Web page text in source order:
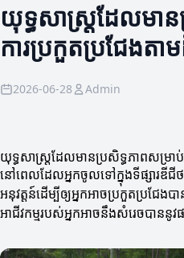
យុទ្ធសាស្ត្រដែលមា
ការប្រកួតប្រជែងតា
2026-06-28 Admin
យុទ្ធសាស្ត្រដែលមានប្រសិទ្ធភាពសម្រា
នៅពេលដែលអ្នកចូលទៅក្នុងទីផ្សារឌីជី
អនុវត្តន៍ដើម្បីឲ្យអ្នកអាចប្រកួតប្រជែង
អាជីវកម្មរបស់អ្នកអាចនឹងសំរេចបាននូវ